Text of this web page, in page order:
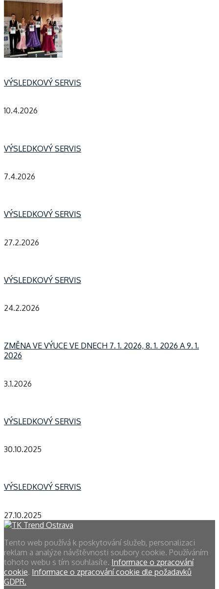
VÝSLEDKOVÝ SERVIS
10.4.2026
VÝSLEDKOVÝ SERVIS
7.4.2026
VÝSLEDKOVÝ SERVIS
27.2.2026
VÝSLEDKOVÝ SERVIS
24.2.2026
ZMĚNA VE VÝUCE VE DNECH 7. 1. 2026, 8. 1. 2026 A 9. 1.
2026
3.1.2026
VÝSLEDKOVÝ SERVIS
30.10.2025
VÝSLEDKOVÝ SERVIS
27.10.2025
Tento web používá k poskytování služeb, personalizaci
reklam a analýze návštěvnosti soubory cookie. Používáním
tohoto webu s tím souhlasíte. Informace o zpracování
cookie. Informace o zpracování cookie dle požadavků
GDPR.